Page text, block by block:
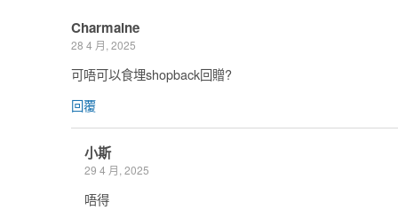
Charmaine
28 4 月, 2025
可唔可以食埋shopback回贈?
回覆
小斯
29 4 月, 2025
唔得